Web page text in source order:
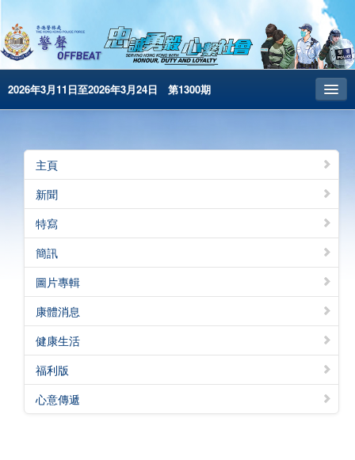
2026年3月11日至2026年3月24日 第1300期
昔日警聲
警務處主頁
简体版
English
電子書版
警聲特刊
主頁
新聞
特寫
簡訊
圖片專輯
康體消息
健康生活
福利版
心意傳遞